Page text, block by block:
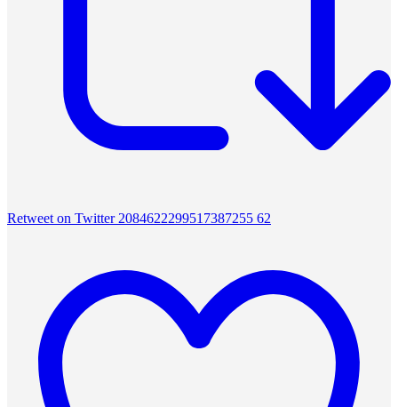
Retweet on Twitter 2084622299517387255 62